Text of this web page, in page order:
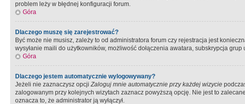
problem leży w błędnej konfiguracji forum.
Góra
Dlaczego muszę się zarejestrować?
Być może nie musisz, zależy to od administratora forum czy rejestracja jest
wysyłanie maili do użytkowników, możliwość dołączenia awatara, subskrypcja
Góra
Dlaczego jestem automatycznie wylogowywany?
Jeżeli nie zaznaczysz opcjiZaloguj mnie automatycznie przy każdej wizycie
zalogowanym przy kolejnych wizytach zaznacz powyższą opcję. Nie jest to
oznacza to, że administrator ją wyłączył.